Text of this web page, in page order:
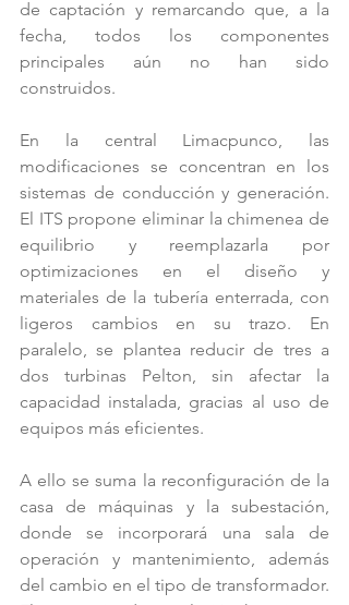
de captación y remarcando que, a la
fecha, todos los componentes
principales aún no han sido
construidos.
En la central Limacpunco, las
modificaciones se concentran en los
sistemas de conducción y generación.
El ITS propone eliminar la chimenea de
equilibrio y reemplazarla por
optimizaciones en el diseño y
materiales de la tubería enterrada, con
ligeros cambios en su trazo. En
paralelo, se plantea reducir de tres a
dos turbinas Pelton, sin afectar la
capacidad instalada, gracias al uso de
equipos más eficientes.
A ello se suma la reconfiguración de la
casa de máquinas y la subestación,
donde se incorporará una sala de
operación y mantenimiento, además
del cambio en el tipo de transformador.